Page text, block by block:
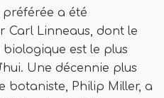
a été
Carl Linneaus, dont le
biologique est le plus
Une décennie plus
botaniste, Philip Miller, a